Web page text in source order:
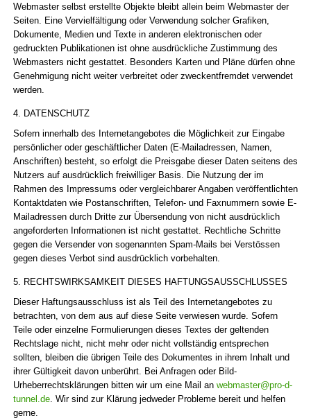
Webmaster selbst erstellte Objekte bleibt allein beim Webmaster der
Seiten. Eine Vervielfältigung oder Verwendung solcher Grafiken,
Dokumente, Medien und Texte in anderen elektronischen oder
gedruckten Publikationen ist ohne ausdrückliche Zustimmung des
Webmasters nicht gestattet. Besonders Karten und Pläne dürfen ohne
Genehmigung nicht weiter verbreitet oder zweckentfremdet verwendet
werden.
4. DATENSCHUTZ
Sofern innerhalb des Internetangebotes die Möglichkeit zur Eingabe
persönlicher oder geschäftlicher Daten (E-Mailadressen, Namen,
Anschriften) besteht, so erfolgt die Preisgabe dieser Daten seitens des
Nutzers auf ausdrücklich freiwilliger Basis. Die Nutzung der im
Rahmen des Impressums oder vergleichbarer Angaben veröffentlichten
Kontaktdaten wie Postanschriften, Telefon- und Faxnummern sowie E-
Mailadressen durch Dritte zur Übersendung von nicht ausdrücklich
angeforderten Informationen ist nicht gestattet. Rechtliche Schritte
gegen die Versender von sogenannten Spam-Mails bei Verstössen
gegen dieses Verbot sind ausdrücklich vorbehalten.
5. RECHTSWIRKSAMKEIT DIESES HAFTUNGSAUSSCHLUSSES
Dieser Haftungsausschluss ist als Teil des Internetangebotes zu
betrachten, von dem aus auf diese Seite verwiesen wurde. Sofern
Teile oder einzelne Formulierungen dieses Textes der geltenden
Rechtslage nicht, nicht mehr oder nicht vollständig entsprechen
sollten, bleiben die übrigen Teile des Dokumentes in ihrem Inhalt und
ihrer Gültigkeit davon unberührt. Bei Anfragen oder Bild-
Urheberrechtsklärungen bitten wir um eine Mail an webmaster@pro-d-
tunnel.de. Wir sind zur Klärung jedweder Probleme bereit und helfen
gerne.